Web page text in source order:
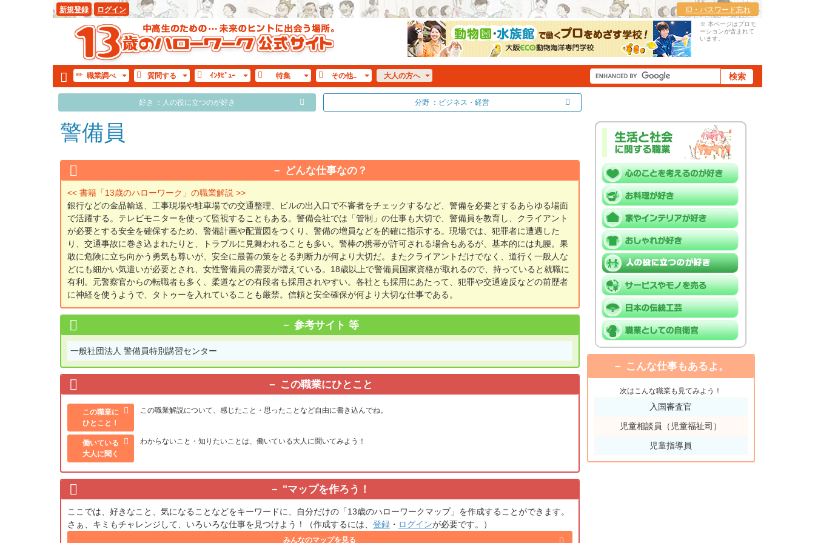
新規登録 ログイン ID・パスワード忘れ
※ 本ページはプロモ
ーションが含まれて
います。
職業調べ 質問する ｲﾝﾀﾋﾞｭｰ 特集 その他.. 大人の方へ
好き ：人の役に立つのが好き 分野 ：ビジネス・経営
警備員
どんな仕事なの？
<< 書籍「13歳のハローワーク」の職業解説 >>
銀行などの金品輸送、工事現場や駐車場での交通整理、ビルの出入口で不審者をチェックするなど、警備を必要とするあらゆる場面
で活躍する。テレビモニターを使って監視することもある。警備会社では「管制」の仕事も大切で、警備員を教育し、クライアント
が必要とする安全を確保するため、警備計画や配置図をつくり、警備の増員などを的確に指示する。現場では、犯罪者に遭遇した
り、交通事故に巻き込まれたりと、トラブルに見舞われることも多い。警棒の携帯が許可される場合もあるが、基本的には丸腰。果
敢に危険に立ち向かう勇気も尊いが、安全に最善の策をとる判断力が何より大切だ。またクライアントだけでなく、道行く一般人な
どにも細かい気遣いが必要とされ、女性警備員の需要が増えている。18歳以上で警備員国家資格が取れるので、持っていると就職に
有利。元警察官からの転職者も多く、柔道などの有段者も採用されやすい。各社とも採用にあたって、犯罪や交通違反などの前歴者
に神経を使うようで、タトゥーを入れていることも厳禁。信頼と安全確保が何より大切な仕事である。
参考サイト 等
一般社団法人 警備員特別講習センター
この職業にひとこと
この職業に
ひとこと！
この職業解説について、感じたこと・思ったことなど自由に書き込んでね。
働いている
大人に聞く
わからないこと・知りたいことは、働いている大人に聞いてみよう！
"マップを作ろう！
ここでは、好きなこと、気になることなどをキーワードに、自分だけの「13歳のハローワークマップ」を作成することができます。
さぁ、キミもチャレンジして、いろいろな仕事を見つけよう！（作成するには、 登録 ・ ログインが必要です。）
みんなのマップを見る
こんな仕事もあるよ。
次はこんな職業も見てみよう！
入国審査官
児童相談員（児童福祉司）
児童指導員